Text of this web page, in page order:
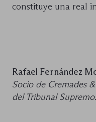
constituye una real
Rafael Fernández
Socio de Cremades
del Tribunal Supremo.